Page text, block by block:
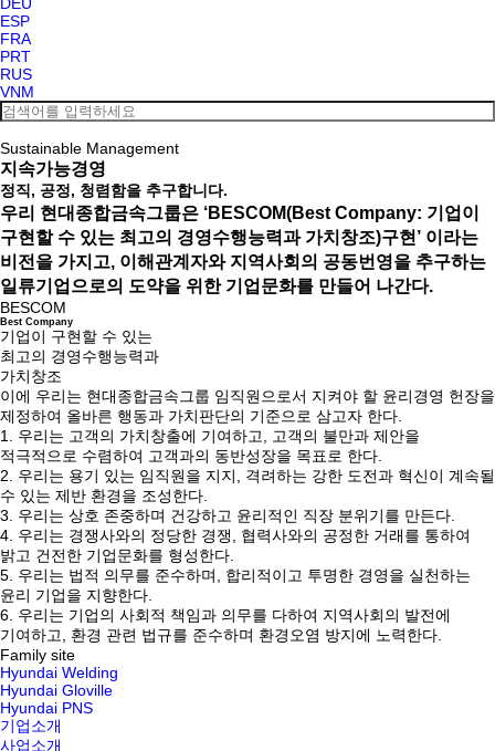
ESP
FRA
PRT
RUS
VNM
Sustainable Management
지속가능경영
정직, 공정, 청렴함을 추구합니다.
우리 현대종합금속그룹은 ‘BESCOM(Best Company: 기업이
구현할 수 있는 최고의 경영수행능력과 가치창조)구현’ 이라는
비전을 가지고, 이해관계자와 지역사회의 공동번영을 추구하는
일류기업으로의 도약을 위한 기업문화를 만들어 나간다.
BESCOM
Best Company
기업이 구현할 수 있는
최고의 경영수행능력과
가치창조
이에 우리는 현대종합금속그룹 임직원으로서 지켜야 할 윤리경영 헌장을
제정하여 올바른 행동과 가치판단의 기준으로 삼고자 한다.
1. 우리는 고객의 가치창출에 기여하고, 고객의 불만과 제안을
적극적으로 수렴하여 고객과의 동반성장을 목표로 한다.
2. 우리는 용기 있는 임직원을 지지, 격려하는 강한 도전과 혁신이 계속될
수 있는 제반 환경을 조성한다.
3. 우리는 상호 존중하며 건강하고 윤리적인 직장 분위기를 만든다.
4. 우리는 경쟁사와의 정당한 경쟁, 협력사와의 공정한 거래를 통하여
밝고 건전한 기업문화를 형성한다.
5. 우리는 법적 의무를 준수하며, 합리적이고 투명한 경영을 실천하는
윤리 기업을 지향한다.
6. 우리는 기업의 사회적 책임과 의무를 다하여 지역사회의 발전에
기여하고, 환경 관련 법규를 준수하며 환경오염 방지에 노력한다.
Family site
Hyundai Welding
Hyundai Gloville
Hyundai PNS
기업소개
사업소개